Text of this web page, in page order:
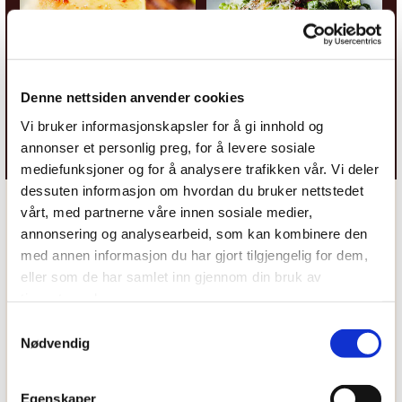
Denne nettsiden anvender cookies
Vi bruker informasjonskapsler for å gi innhold og
annonser et personlig preg, for å levere sosiale
mediefunksjoner og for å analysere trafikken vår. Vi deler
dessuten informasjon om hvordan du bruker nettstedet
vårt, med partnerne våre innen sosiale medier,
annonsering og analysearbeid, som kan kombinere den
med annen informasjon du har gjort tilgjengelig for dem,
eller som de har samlet inn gjennom din bruk av
Nødvendig
Egenskaper
OFTE STILTE SPØRSMÅL OM